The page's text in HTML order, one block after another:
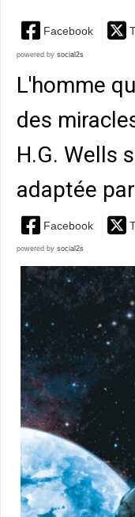
Facebook
powered by social2s
L'homme
des
H.G. Wells
adaptée
Facebook
powered by social2s